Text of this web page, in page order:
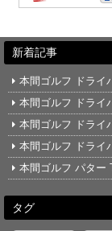
新着記事
本間ゴルフ ドライ
本間ゴルフ ドライ
本間ゴルフ ドライ
本間ゴルフ ドライ
本間ゴルフ パター
タグ